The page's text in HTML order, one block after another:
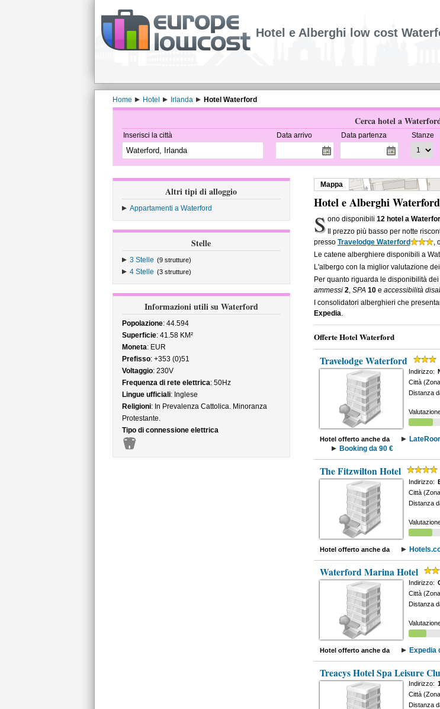
Hotel e Alberghi low cost
Home Hotel Irlanda Hotel Waterford
Cerca hotel a
Inserisci la città Data arrivo Data partenza Stanze
Altri tipi di alloggio
Appartamenti a Waterford
Stelle
3 Stelle (9 strutture)
4 Stelle (3 strutture)
Informazioni utili su Waterford
Popolazione: 44.594
Superficie: 41.58 KM²
Moneta: EUR
Prefisso: +353 (0)51
Voltaggio: 230V
Frequenza di rete elettrica: 50Hz
Lingue ufficiali: Inglese
Religioni: In Prevalenza Cattolica. Minoranza
Protestante.
Tipo di connessione elettrica
Mappa
Hotel e Alberghi Waterford
S ono disponibili12 hotel a
Il prezzo più basso per notte
presso Travelodge Waterford
,
Le catene alberghiere disponibili a
L'albergo con la miglior valutazione
Per quanto riguarda le disponibilità
ammessi 2, SPA 10e accessibilità
I consolidatori alberghieri che
Expedia.
Offerte Hotel Waterford
Travelodge Waterford
Indirizzo:
Città
Distanza
Hotel offerto anche da
Booking da 90 €
The Fitzwilton Hotel
Indirizzo:
Città
Distanza
Hotel offerto anche da
Waterford Marina Hotel
Indirizzo:
Città
Distanza
Hotel offerto anche da Expedia
Treacys Hotel Spa Leisure
Indirizzo:
Città
Distanza